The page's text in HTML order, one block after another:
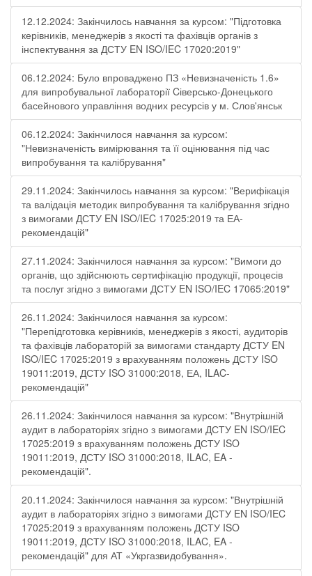
12.12.2024: Закінчилось навчання за курсом: "Підготовка
керівників, менеджерів з якості та фахівців органів з
інспектування за ДСТУ EN ISO/IEC 17020:2019"
06.12.2024: Було впроваджено ПЗ «Невизначеність 1.6»
для випробувальної лабораторії Cіверсько-Донецького
басейнового управління водних ресурсів у м. Слов'янськ
06.12.2024: Закінчилося навчання за курсом:
"Невизначеність вимірювання та її оцінювання під час
випробування та калібрування"
29.11.2024: Закінчилось навчання за курсом: "Верифікація
та валідація методик випробування та калібрування згідно
з вимогами ДСТУ EN ISO/IEC 17025:2019 та ЕА-
рекомендацій"
27.11.2024: Закінчилося навчання за курсом: "Вимоги до
органів, що здійснюють сертифікацію продукції, процесів
та послуг згідно з вимогами ДСТУ EN ISO/IEC 17065:2019"
26.11.2024: Закінчилося навчання за курсом:
"Перепідготовка керівників, менеджерів з якості, аудиторів
та фахівців лабораторій за вимогами стандарту ДСТУ EN
ISO/IEC 17025:2019 з врахуванням положень ДСТУ ISO
19011:2019, ДСТУ ISO 31000:2018, ЕА, ILAC-
рекомендацій"
26.11.2024: Закінчилося навчання за курсом: "Внутрішній
аудит в лабораторіях згідно з вимогами ДСТУ EN ISO/IEC
17025:2019 з врахуванням положень ДСТУ ISO
19011:2019, ДСТУ ISO 31000:2018, ILAC, EA -
рекомендацій".
20.11.2024: Закінчилося навчання за курсом: "Внутрішній
аудит в лабораторіях згідно з вимогами ДСТУ EN ISO/IEC
17025:2019 з врахуванням положень ДСТУ ISO
19011:2019, ДСТУ ISO 31000:2018, ILAC, EA -
рекомендацій" для АТ «Укргазвидобування».